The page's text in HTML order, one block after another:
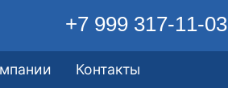
+7 999 317-11-03
Контакты